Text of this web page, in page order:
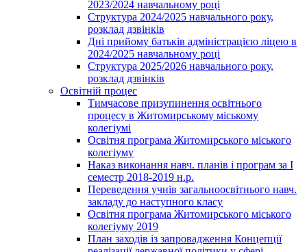
2023/2024 навчальному році
Структура 2024/2025 навчального року,
розклад дзвінків
Дні прийому батьків адміністрацією ліцею в
2024/2025 навчальному році
Структура 2025/2026 навчального року,
розклад дзвінків
Освітній процес
Тимчасове призупинення освітнього
процесу в Житомирському міському
колегіумі
Освітня програма Житомирського міського
колегіуму
Наказ виконання навч. планів і програм за І
семестр 2018-2019 н.р.
Переведення учнів загальноосвітнього навч.
закладу до наступного класу
Освітня програма Житомирського міського
колегіуму 2019
План заходів із запровадження Концепції